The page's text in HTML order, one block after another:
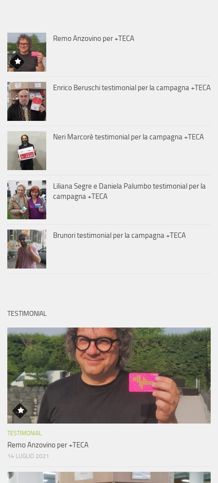
Remo Anzovino per +TECA
Enrico Beruschi testimonial per la campagna +TECA
Neri Marcorè testimonial per la campagna +TECA
Liliana Segre e Daniela Palumbo testimonial per la
campagna +TECA
Brunori testimonial per la campagna +TECA
TESTIMONIAL
TESTIMONIAL
Remo Anzovino per +TECA
14 LUGLIO 2021